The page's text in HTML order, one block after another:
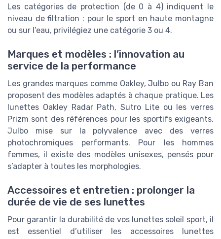
Les catégories de protection (de 0 à 4) indiquent le
niveau de filtration : pour le sport en haute montagne
ou sur l’eau, privilégiez une catégorie 3 ou 4.
Marques et modèles : l’innovation au
service de la performance
Les grandes marques comme Oakley, Julbo ou Ray Ban
proposent des modèles adaptés à chaque pratique. Les
lunettes Oakley Radar Path, Sutro Lite ou les verres
Prizm sont des références pour les sportifs exigeants.
Julbo mise sur la polyvalence avec des verres
photochromiques performants. Pour les hommes
femmes, il existe des modèles unisexes, pensés pour
s’adapter à toutes les morphologies.
Accessoires et entretien : prolonger la
durée de vie de ses lunettes
Pour garantir la durabilité de vos lunettes soleil sport, il
est essentiel d’utiliser les accessoires lunettes